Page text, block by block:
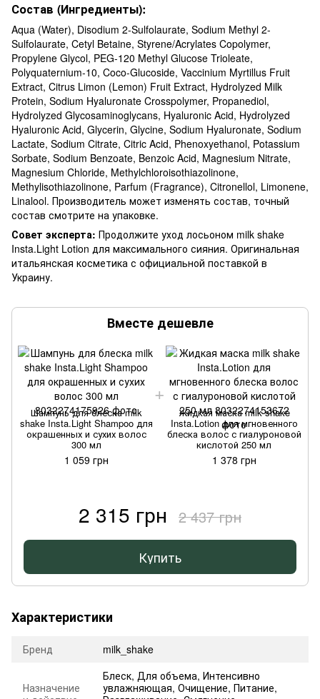
Состав (Ингредиенты):
Aqua (Water), Disodium 2-Sulfolaurate, Sodium Methyl 2-
Sulfolaurate, Cetyl Betaine, Styrene/Acrylates Copolymer,
Propylene Glycol, PEG-120 Methyl Glucose Trioleate,
Polyquaternium-10, Coco-Glucoside, Vaccinium Myrtillus Fruit
Extract, Citrus Limon (Lemon) Fruit Extract, Hydrolyzed Milk
Protein, Sodium Hyaluronate Crosspolymer, Propanediol,
Hydrolyzed Glycosaminoglycans, Hyaluronic Acid, Hydrolyzed
Hyaluronic Acid, Glycerin, Glycine, Sodium Hyaluronate, Sodium
Lactate, Sodium Citrate, Citric Acid, Phenoxyethanol, Potassium
Sorbate, Sodium Benzoate, Benzoic Acid, Magnesium Nitrate,
Magnesium Chloride, Methylchloroisothiazolinone,
Methylisothiazolinone, Parfum (Fragrance), Citronellol, Limonene,
Linalool. Производитель может изменять состав, точный
состав смотрите на упаковке.
Совет эксперта: Продолжите уход лосьоном milk shake
Insta.Light Lotion для максимального сияния. Оригинальная
итальянская косметика с официальной поставкой в
Украину.
Вместе дешевле
Шампунь для блеска milk
shake Insta.Light Shampoo для
окрашенных и сухих волос
300 мл
1 059 грн
Жидкая маска milk shake
Insta.Lotion для мгновенного
блеска волос с гиалуроновой
кислотой 250 мл
1 378 грн
2 315 грн 2 437 грн
Купить
Характеристики
Бренд milk_shake
Назначение
Блеск, Для объема, Интенсивно
увлажняющая, Очищение, Питание,